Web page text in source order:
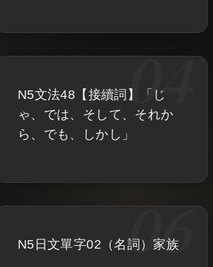
N5文法48【接續詞】「じ
ゃ、では、そして、それか
ら、でも、しかし」
N5日文單字02（名詞）家族